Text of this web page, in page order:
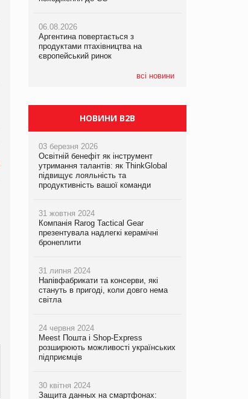
06.08.2026
Аргентина повертається з
продуктами птахівництва на
європейський ринок
всі новини
05.08.2026
Смачне поповнення дитячого меню:
у VARUS з’явилися новинки від ТМ
ТОКЕРИ
хлібобулочні вироби на
PrivateLabel&FMCG Master 2026
06.08.2026
Аргентина повертається з
продуктами птахівництва на
європейський ринок
НОВИНИ B2B
03 березня 2026
Освітній бенефіт як інструмент
утримання талантів: як ThinkGlobal
підвищує лояльність та
продуктивність вашої команди
31 жовтня 2024
Компанія Rarog Tactical Gear
презентувала надлегкі керамічні
бронеплити
31 липня 2024
Напівфабрикати та консерви, які
стануть в пригоді, коли довго нема
світла
24 червня 2024
Meest Пошта і Shop-Express
розширюють можливості українських
підприємців
30 квітня 2024
Защита данных на смартфонах: